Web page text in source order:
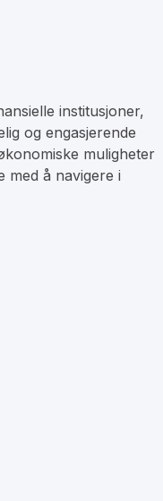
institusjoner,
og engasjerende
muligheter
å navigere i